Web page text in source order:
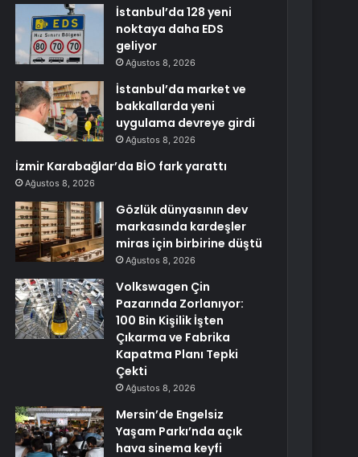
İstanbul’da 128 yeni
noktaya daha EDS
geliyor
Ağustos 8, 2026
İstanbul’da market ve
bakkallarda yeni
uygulama devreye girdi
Ağustos 8, 2026
İzmir Karabağlar’da BİO fark yarattı
Ağustos 8, 2026
Gözlük dünyasının dev
markasında kardeşler
miras için birbirine düştü
Ağustos 8, 2026
Volkswagen Çin
Pazarında Zorlanıyor:
100 Bin Kişilik İşten
Çıkarma ve Fabrika
Kapatma Planı Tepki
Çekti
Ağustos 8, 2026
Mersin’de Engelsiz
Yaşam Parkı’nda açık
hava sinema keyfi